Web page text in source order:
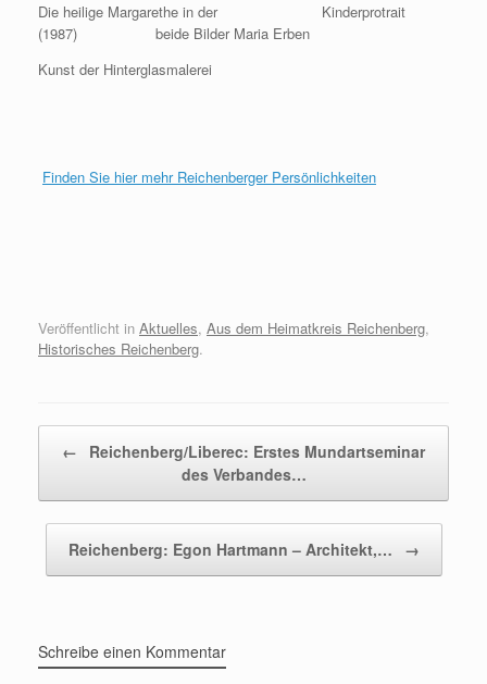
Die heilige Margarethe in der Kinderprotrait
(1987) beide Bilder Maria Erben
Kunst der Hinterglasmalerei
Finden Sie hier mehr Reichenberger Persönlichkeiten
Veröffentlicht in Aktuelles, Aus dem Heimatkreis Reichenberg,
Historisches Reichenberg.
←
Reichenberg/Liberec: Erstes Mundartseminar
des Verbandes…
Reichenberg: Egon Hartmann – Architekt,… →
Schreibe einen Kommentar